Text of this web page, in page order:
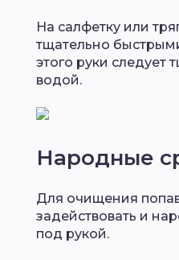
На салфетку или
тщательно
этого руки
водой.
Народные
Для очищения
задействовать и
под рукой.